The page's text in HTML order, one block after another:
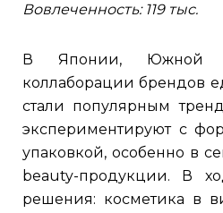
Вовлеченность: 119 тыс.
В Японии, Южной
коллаборации брендов
стали популярным
экспериментируют с
упаковкой, особенно в
beauty-продукции. В
решения: косметика в